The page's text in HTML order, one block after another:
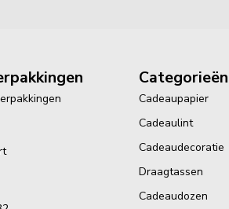
Categorieën
Cadeaupapier
Cadeaulint
Cadeaudecoratie
Draagtassen
Cadeaudozen